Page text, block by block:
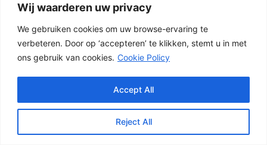
Wij waarderen uw privacy
We gebruiken cookies om uw browse-ervaring te
verbeteren. Door op ‘accepteren’ te klikken, stemt u in met
ons gebruik van cookies. Cookie Policy
Reject All
Accept All
Een goede schutting begint bij een duidelijke keuze.
Wilt u vooral een luxe uitstraling, dan kan een hout-
beton schutting met hoge betonplaat of zwarte
accenten goed passen. Daarom is persoonlijk advies
vaak beter dan alleen online een standaardprijs
Welke schutting past bij uw tuin?